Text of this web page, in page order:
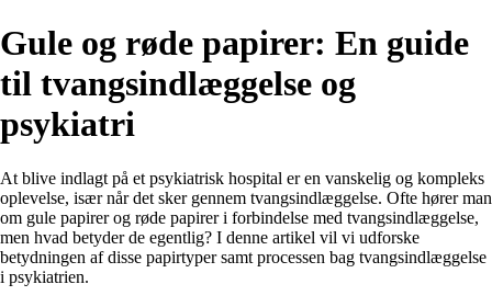
Gule og røde papirer: En guide
til tvangsindlæggelse og
psykiatri
At blive indlagt på et psykiatrisk hospital er en vanskelig og kompleks
oplevelse, især når det sker gennem tvangsindlæggelse. Ofte hører man
om gule papirer og røde papirer i forbindelse med tvangsindlæggelse,
men hvad betyder de egentlig? I denne artikel vil vi udforske
betydningen af disse papirtyper samt processen bag tvangsindlæggelse
i psykiatrien.